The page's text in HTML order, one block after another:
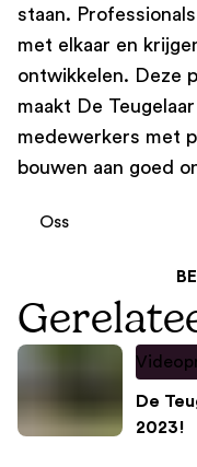
staan.
met elkaar en
ontwikkelen. Deze
maakt De
medewerkers met
bouwen aan goed
Oss
De
2023!